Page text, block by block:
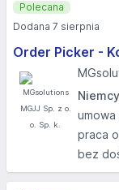
Order Picker -
Niemcy
praca
bez
Polecana
Dodana 7 sierpnia